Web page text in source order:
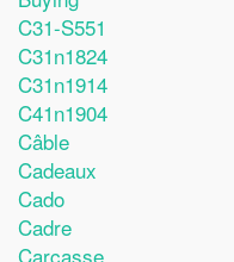
C31-S551
C31n1824
C31n1914
C41n1904
Câble
Cadeaux
Cado
Cadre
Carcasse